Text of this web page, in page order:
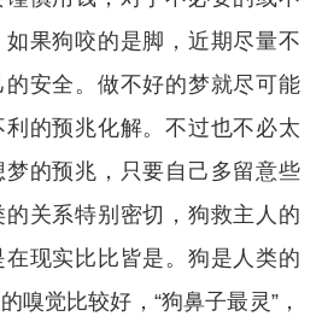
果狗咬的是脚，近期尽量不
安全。做不好的梦就尽可能
的预兆化解。不过也不必太
的预兆，只要自己多留意些
关系特别密切，狗救主人的
现实比比皆是。狗是人类的
嗅觉比较好，“狗鼻子最灵”，